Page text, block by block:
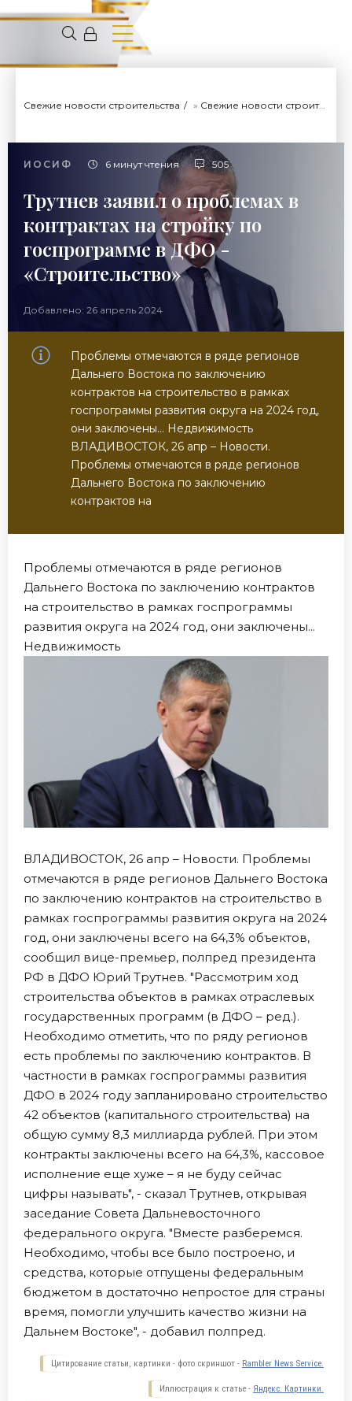
Свежие новости строительства » Свежие новости строительства
ИОСИФ 6 минут чтения 505
Трутнев заявил о проблемах в
контрактах на стройку по
госпрограмме в ДФО -
«Строительство»
Добавлено: 26 апрель 2024
Проблемы отмечаются в ряде регионов
Дальнего Востока по заключению
контрактов на строительство в рамках
госпрограммы развития округа на 2024 год,
они заключены... Недвижимость
ВЛАДИВОСТОК, 26 апр – Новости.
Проблемы отмечаются в ряде регионов
Дальнего Востока по заключению
контрактов на
Проблемы отмечаются в ряде регионов
Дальнего Востока по заключению контрактов
на строительство в рамках госпрограммы
развития округа на 2024 год, они заключены...
Недвижимость
ВЛАДИВОСТОК, 26 апр – Новости. Проблемы
отмечаются в ряде регионов Дальнего Востока
по заключению контрактов на строительство в
рамках госпрограммы развития округа на 2024
год, они заключены всего на 64,3% объектов,
сообщил вице-премьер, полпред президента
РФ в ДФО Юрий Трутнев. "Рассмотрим ход
строительства объектов в рамках отраслевых
государственных программ (в ДФО – ред.).
Необходимо отметить, что по ряду регионов
есть проблемы по заключению контрактов. В
частности в рамках госпрограммы развития
ДФО в 2024 году запланировано строительство
42 объектов (капитального строительства) на
общую сумму 8,3 миллиарда рублей. При этом
контракты заключены всего на 64,3%, кассовое
исполнение еще хуже – я не буду сейчас
цифры называть", - сказал Трутнев, открывая
заседание Совета Дальневосточного
федерального округа. "Вместе разберемся.
Необходимо, чтобы все было построено, и
средства, которые отпущены федеральным
бюджетом в достаточно непростое для страны
время, помогли улучшить качество жизни на
Дальнем Востоке", - добавил полпред.
Цитирование статьи, картинки - фото скриншот - Rambler News Service.
Иллюстрация к статье - Яндекс. Картинки.